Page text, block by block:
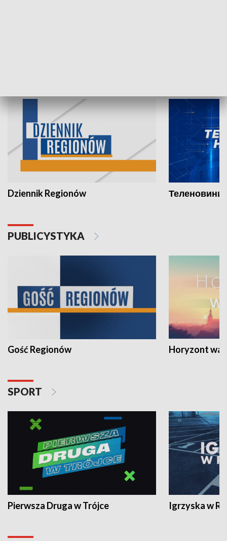
Dziennik Regionów Теленовини
PUBLICYSTYKA
Gość Regionów Horyzont
SPORT
Pierwsza Druga w Trójce Igrzyska w